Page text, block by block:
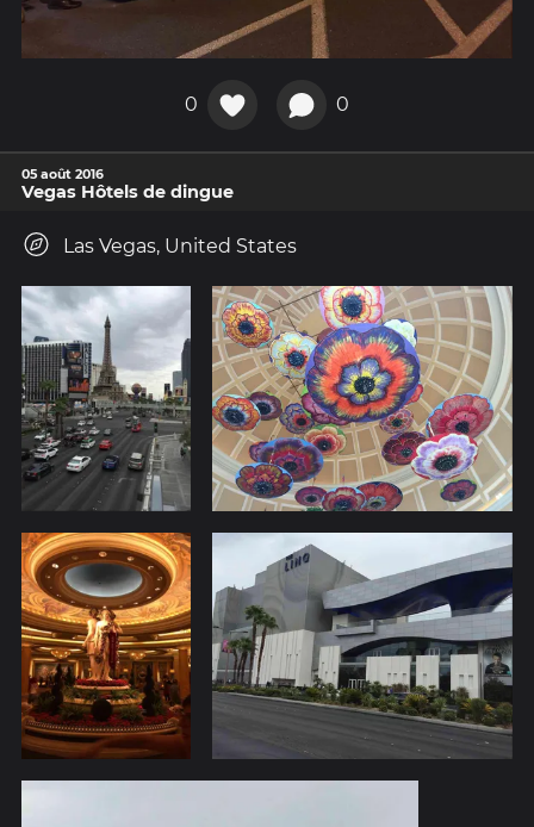
0 0
05 août 2016
Vegas Hôtels de dingue
Las Vegas, United States